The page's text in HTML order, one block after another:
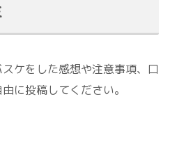
ケをした感想や注意事項、口
に投稿してください。